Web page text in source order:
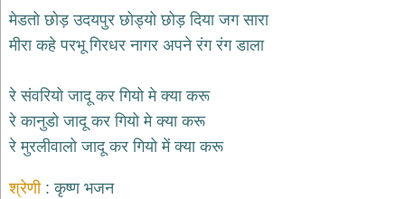
bhajans
हनुमान
hanuman
bhajans
साईं
भजन
मेडतो छोड़ उदयपुर छोड्यो छोड़ दिया जग सारा
मीरा कहे परभू गिरधर नागर अपने रंग रंग डाला
रे संवरियो जादू कर गियो मे क्या करू
रे कानुडो जादू कर गियो मे क्या करू
रे मुरलीवालो जादू कर गियो में क्या करू
श्रेणी कृष्ण भजन